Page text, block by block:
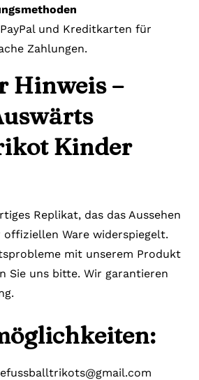
und Kreditkarten für
Zahlungen.
Hinweis –
Kinder
Replikat, das das Aussehen
offiziellen Ware widerspiegelt.
mit unserem Produkt
Sie uns bitte. Wir garantieren